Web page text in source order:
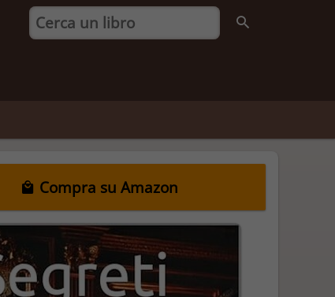
Compra su Amazon